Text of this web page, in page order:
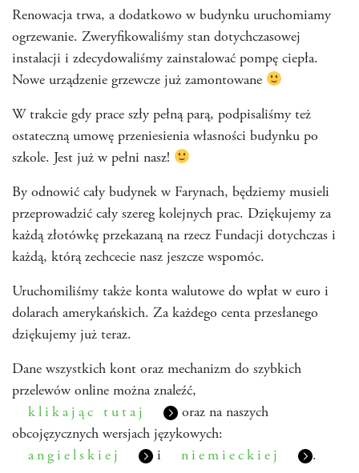
Renowacja trwa, a dodatkowo w budynku uruchomiamy
ogrzewanie. Zweryfikowaliśmy stan dotychczasowej
instalacji i zdecydowaliśmy zainstalować pompę ciepła.
Nowe urządzenie grzewcze już zamontowane
W trakcie gdy prace szły pełną parą, podpisaliśmy też
ostateczną umowę przeniesienia własności budynku po
szkole. Jest już w pełni nasz!
By odnowić cały budynek w Farynach, będziemy musieli
przeprowadzić cały szereg kolejnych prac. Dziękujemy za
każdą złotówkę przekazaną na rzecz Fundacji dotychczas i
każdą, którą zechcecie nasz jeszcze wspomóc.
Uruchomiliśmy także konta walutowe do wpłat w euro i
dolarach amerykańskich. Za każdego centa przesłanego
dziękujemy już teraz.
Dane wszystkich kont oraz mechanizm do szybkich
przelewów online można znaleźć,
klikając tutaj
oraz na naszych
obcojęzycznych wersjach językowych:
angielskiej
i niemieckiej .